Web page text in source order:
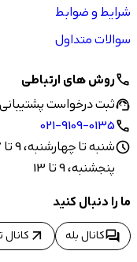
شرایط و ضوابط
سوالات متداول
callروش های ارتباطی
support_agentثبت درخواست
call
021-9109-0135
scheduleشنبه تا چهارشنبه، 9 تا 17
پنجشنبه، 9 تا 13
ما را دنبال کنید
forumکانال بله arrow_outward کانال